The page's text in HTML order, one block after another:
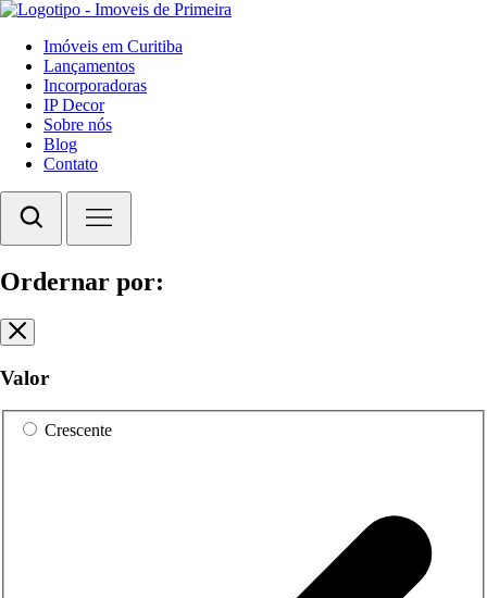
Imóveis em Curitiba
Lançamentos
Incorporadoras
IP Decor
Sobre nós
Blog
Contato
Ordernar por:
Valor
Crescente